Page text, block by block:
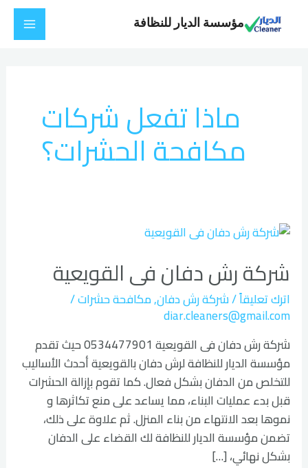
مؤسسة الديار للنظافة
Main
ماذا تفعل شركات
مكافحة الحشرات؟
شركة رش دفان فى القويعية
اترك تعليقاً/شركة رش دفان,مكافحة حشرات/
diar.cleaners@gmail.com
شركة رش دفان فى القويعية 0534477901 حيث تقدم
مؤسسة الديار للنظافة لرش دفان بالقويعية أحدث الأساليب
للتخلص من الدفان بشكل فعال. كما تقوم بإزالة الحشرات
قبل بدء عمليات البناء، مما يساعد على منع تكاثرها و
نموها بعد الانتهاء من بناء المنزل. ثم علاوة على ذلك،
تضمن مؤسسة الديار للنظافة لك القضاء على الدفان
بشكل نهائي، […]
شركة
دفان
فى
القويعية